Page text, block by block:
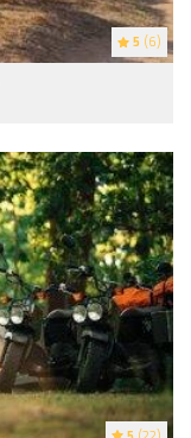
5 (6)